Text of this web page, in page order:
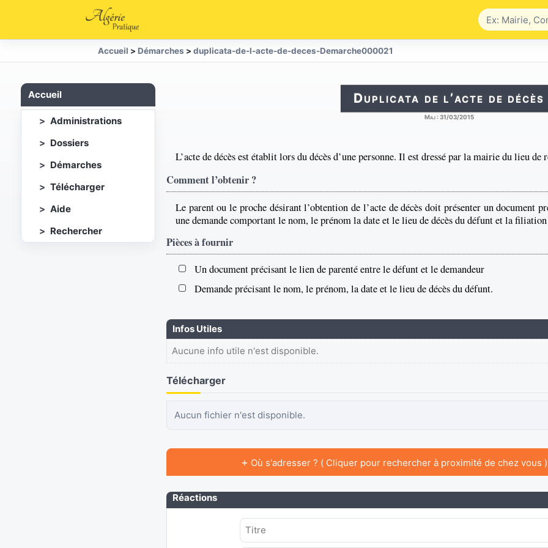
Accueil > Démarches > duplicata-de-l-acte-de-deces-Demarche000021
Accueil
Administrations
Dossiers
Démarches
Télécharger
Aide
Rechercher
Duplicata de l’acte de décès
Maj : 31/03/2015
L’acte de décès est établit lors du décès d’une personne. Il est dressé par la mairie du lieu de
Comment l’obtenir ?
Le parent ou le proche désirant l’obtention de l’acte de décès doit présenter un document
une demande comportant le nom, le prénom la date et le lieu de décès du défunt et la filiation
Pièces à fournir
Un document précisant le lien de parenté entre le défunt et le demandeur
Demande précisant le nom, le prénom, la date et le lieu de décès du défunt.
Infos Utiles
Aucune info utile n'est disponible.
Télécharger
Aucun fichier n'est disponible.
+ Où s'adresser ? ( Cliquer pour rechercher à proximité de chez vous )
Réactions